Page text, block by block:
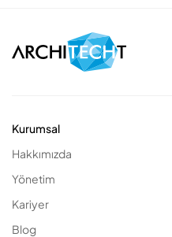
Kurumsal
Hakkımızda
Yönetim
Kariyer
Blog